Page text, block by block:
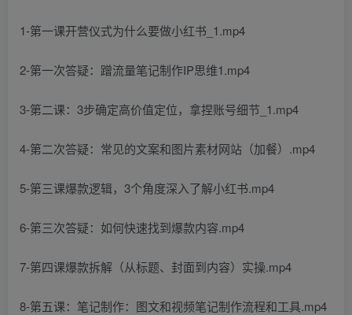
1-第一课开营仪式为什么要做小红书_1.mp4
2-第一次答疑：蹭流量笔记制作IP思维1.mp4
3-第二课：3步确定高价值定位，拿捏账号细节_1.mp4
4-第二次答疑：常见的文案和图片素材网站（加餐）.mp4
5-第三课爆款逻辑，3个角度深入了解小红书.mp4
6-第三次答疑：如何快速找到爆款内容.mp4
7-第四课爆款拆解（从标题、封面到内容）实操.mp4
8-第五课：笔记制作：图文和视频笔记制作流程和工具.mp4